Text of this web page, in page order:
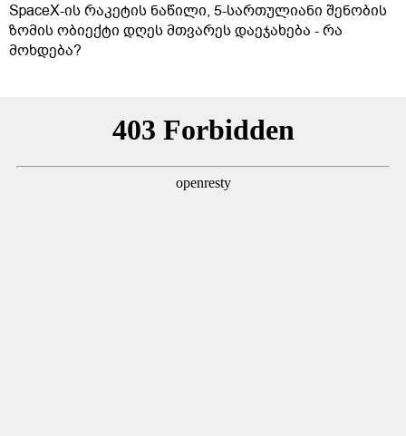
SpaceX-ის რაკეტის ნაწილი, 5-სართულიანი შენობის
ზომის ობიექტი დღეს მთვარეს დაეჯახება - რა
მოხდება?